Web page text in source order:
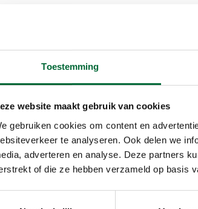
Toestemming
website maakt gebruik van cookies
gebruiken cookies om content en
te analyseren. Ook delen we
adverteren en analyse. Deze partners
of die ze hebben verzameld op basis